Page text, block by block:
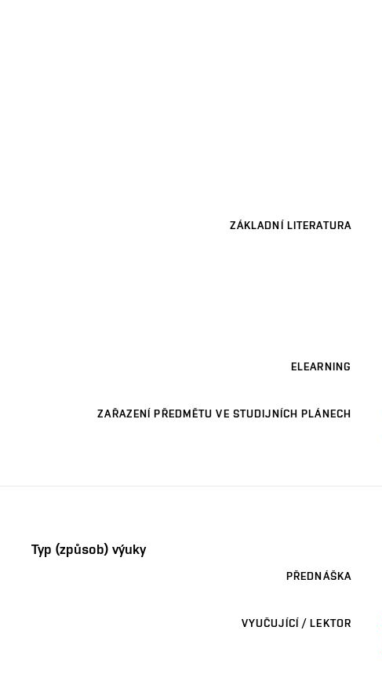
ZÁKLADNÍ LITERATURA
ELEARNING
ZAŘAZENÍ PŘEDMĚTU VE STUDIJNÍCH PLÁNECH
Typ (způsob) výuky
PŘEDNÁŠKA
VYUČUJÍCÍ / LEKTOR